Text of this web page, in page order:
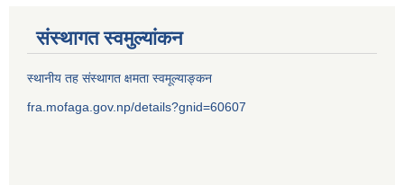
संस्थागत स्वमुल्यांकन
स्थानीय तह संस्थागत क्षमता स्वमूल्याङ्कन
fra.mofaga.gov.np/details?gnid=60607